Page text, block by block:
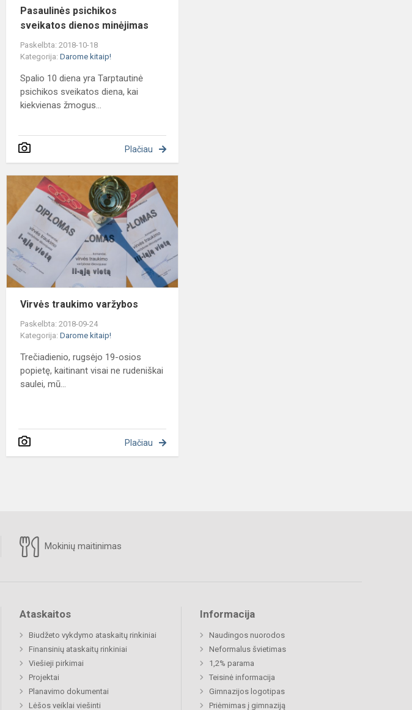
Pasaulinės psichikos
sveikatos dienos minėjimas
Paskelbta: 2018-10-18
Kategorija:Darome kitaip!
Spalio 10 diena yra Tarptautinė
psichikos sveikatos diena, kai
kiekvienas žmogus...
Plačiau
Išsilavinimo
karjeros
seminaras
Virvės traukimo varžybos
Paskelbta: 2018-09-24
Kategorija:Darome kitaip!
Trečiadienio, rugsėjo 19-osios
popietę, kaitinant visai ne rudeniškai
saulei, mū...
Plačiau
Mokinių maitinimas
Ataskaitos
Biudžeto vykdymo ataskaitų rinkiniai
Finansinių ataskaitų rinkiniai
Viešieji pirkimai
Projektai
Planavimo dokumentai
Lėšos veiklai viešinti
Informacija
Naudingos nuorodos
Neformalus švietimas
1,2% parama
Teisinė informacija
Gimnazijos logotipas
Priėmimas į gimnaziją